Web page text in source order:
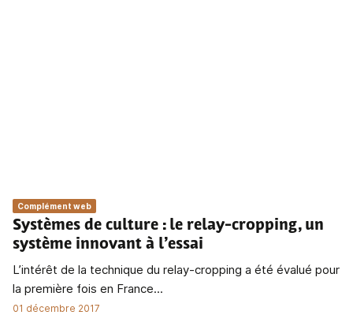
Complément web
Systèmes de culture : le relay-cropping, un
système innovant à l’essai
L’intérêt de la technique du relay-cropping a été évalué pour
la première fois en France...
01 décembre 2017